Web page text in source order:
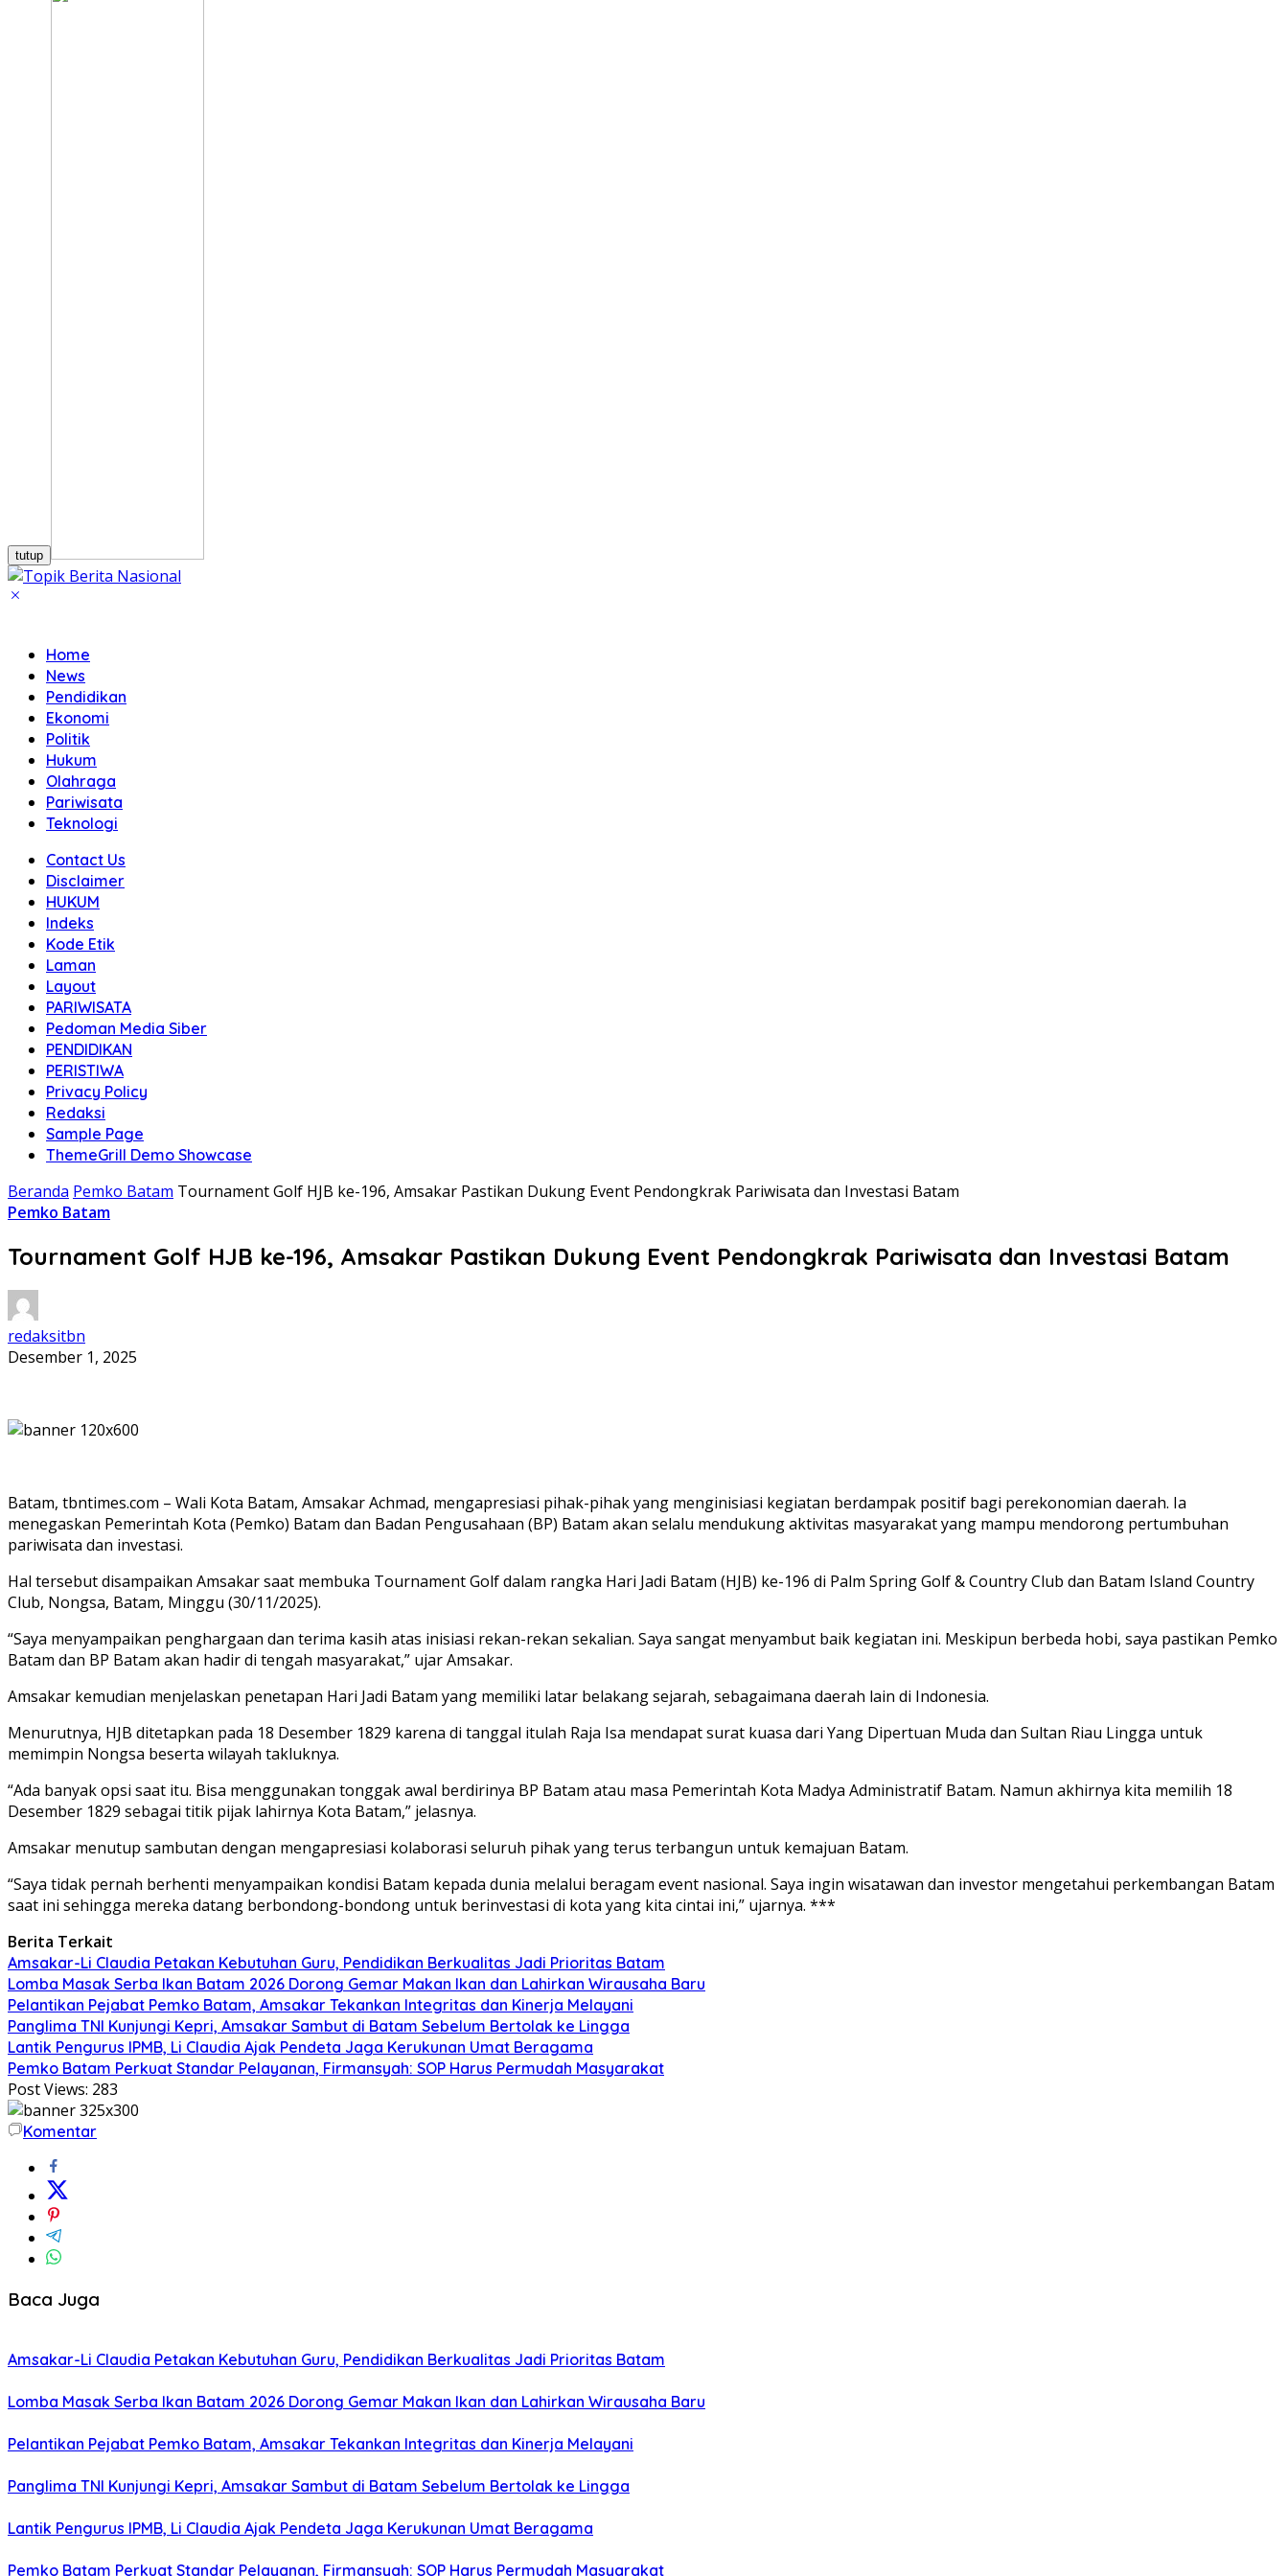
tutup
Home
News
Pendidikan
Ekonomi
Politik
Hukum
Olahraga
Pariwisata
Teknologi
Contact Us
Disclaimer
HUKUM
Indeks
Kode Etik
Laman
Layout
PARIWISATA
Pedoman Media Siber
PENDIDIKAN
PERISTIWA
Privacy Policy
Redaksi
Sample Page
ThemeGrill Demo Showcase
Beranda Pemko Batam Tournament Golf HJB ke-196, Amsakar Pastikan Dukung Event Pendongkrak Pariwisata dan Investasi Batam
Pemko Batam
Tournament Golf HJB ke-196, Amsakar Pastikan Dukung Event Pendongkrak Pariwisata dan Investasi Batam
redaksitbn
Desember 1, 2025
Batam, tbntimes.com – Wali Kota Batam, Amsakar Achmad, mengapresiasi pihak-pihak yang menginisiasi kegiatan berdampak positif bagi perekonomian daerah. Ia
menegaskan Pemerintah Kota (Pemko) Batam dan Badan Pengusahaan (BP) Batam akan selalu mendukung aktivitas masyarakat yang mampu mendorong pertumbuhan
pariwisata dan investasi.
Hal tersebut disampaikan Amsakar saat membuka Tournament Golf dalam rangka Hari Jadi Batam (HJB) ke-196 di Palm Spring Golf & Country Club dan Batam Island Country
Club, Nongsa, Batam, Minggu (30/11/2025).
“Saya menyampaikan penghargaan dan terima kasih atas inisiasi rekan-rekan sekalian. Saya sangat menyambut baik kegiatan ini. Meskipun berbeda hobi, saya pastikan Pemko
Batam dan BP Batam akan hadir di tengah masyarakat,” ujar Amsakar.
Amsakar kemudian menjelaskan penetapan Hari Jadi Batam yang memiliki latar belakang sejarah, sebagaimana daerah lain di Indonesia.
Menurutnya, HJB ditetapkan pada 18 Desember 1829 karena di tanggal itulah Raja Isa mendapat surat kuasa dari Yang Dipertuan Muda dan Sultan Riau Lingga untuk
memimpin Nongsa beserta wilayah takluknya.
“Ada banyak opsi saat itu. Bisa menggunakan tonggak awal berdirinya BP Batam atau masa Pemerintah Kota Madya Administratif Batam. Namun akhirnya kita memilih 18
Desember 1829 sebagai titik pijak lahirnya Kota Batam,” jelasnya.
Amsakar menutup sambutan dengan mengapresiasi kolaborasi seluruh pihak yang terus terbangun untuk kemajuan Batam.
“Saya tidak pernah berhenti menyampaikan kondisi Batam kepada dunia melalui beragam event nasional. Saya ingin wisatawan dan investor mengetahui perkembangan Batam
saat ini sehingga mereka datang berbondong-bondong untuk berinvestasi di kota yang kita cintai ini,” ujarnya. ***
Berita Terkait
Amsakar-Li Claudia Petakan Kebutuhan Guru, Pendidikan Berkualitas Jadi Prioritas Batam
Lomba Masak Serba Ikan Batam 2026 Dorong Gemar Makan Ikan dan Lahirkan Wirausaha Baru
Pelantikan Pejabat Pemko Batam, Amsakar Tekankan Integritas dan Kinerja Melayani
Panglima TNI Kunjungi Kepri, Amsakar Sambut di Batam Sebelum Bertolak ke Lingga
Lantik Pengurus IPMB, Li Claudia Ajak Pendeta Jaga Kerukunan Umat Beragama
Pemko Batam Perkuat Standar Pelayanan, Firmansyah: SOP Harus Permudah Masyarakat
Post Views: 283
Komentar
Baca Juga
Amsakar-Li Claudia Petakan Kebutuhan Guru, Pendidikan Berkualitas Jadi Prioritas Batam
Lomba Masak Serba Ikan Batam 2026 Dorong Gemar Makan Ikan dan Lahirkan Wirausaha Baru
Pelantikan Pejabat Pemko Batam, Amsakar Tekankan Integritas dan Kinerja Melayani
Panglima TNI Kunjungi Kepri, Amsakar Sambut di Batam Sebelum Bertolak ke Lingga
Lantik Pengurus IPMB, Li Claudia Ajak Pendeta Jaga Kerukunan Umat Beragama
Pemko Batam Perkuat Standar Pelayanan, Firmansyah: SOP Harus Permudah Masyarakat